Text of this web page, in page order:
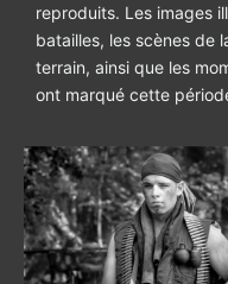
reproduits. Les images
batailles, les scènes de
terrain, ainsi que les
ont marqué cette